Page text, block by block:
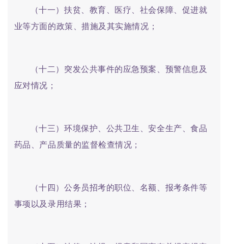
（十一）扶贫、教育、医疗、社会保障、促进就
业等方面的政策、措施及其实施情况；
（十二）突发公共事件的应急预案、预警信息及
应对情况；
（十三）环境保护、公共卫生、安全生产、食品
药品、产品质量的监督检查情况；
（十四）公务员招考的职位、名额、报考条件等
事项以及录用结果；